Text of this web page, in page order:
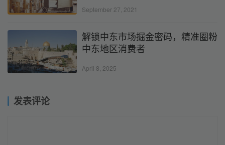
September 27, 2021
解锁中东市场掘金密码，精准圈粉
中东地区消费者
April 8, 2025
发表评论